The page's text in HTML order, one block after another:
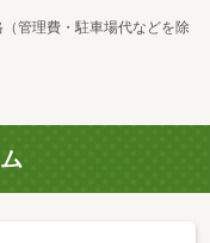
管理費・駐車場代などを除